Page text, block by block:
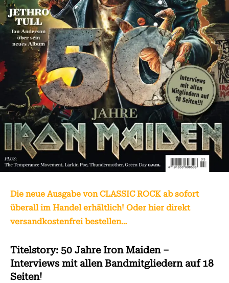
Die neue Ausgabe von CLASSIC ROCK ab sofort
überall im Handel erhältlich! Oder hier direkt
versandkostenfrei bestellen…
Titelstory: 50 Jahre Iron Maiden –
Interviews mit allen Bandmitgliedern auf 18
Seiten!